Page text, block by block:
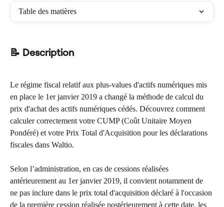
Table des matières
📝 Description
Le régime fiscal relatif aux plus-values d'actifs numériques mis
en place le 1er janvier 2019 a changé la méthode de calcul du
prix d'achat des actifs numériques cédés. Découvrez comment
calculer correctement votre CUMP (Coût Unitaire Moyen
Pondéré) et votre Prix Total d'Acquisition pour les déclarations
fiscales dans Waltio.
Selon l’administration, en cas de cessions réalisées
antérieurement au 1er janvier 2019, il convient notamment de
ne pas inclure dans le prix total d'acquisition déclaré à l'occasion
de la première cession réalisée postérieurement à cette date, les